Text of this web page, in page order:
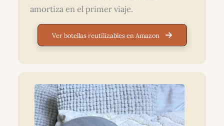
amortiza en el primer viaje.
Ver botellas reutilizables en Amazon